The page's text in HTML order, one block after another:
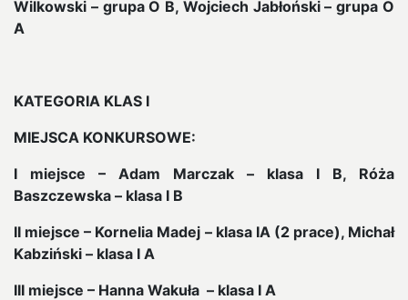
Wilkowski – grupa O B, Wojciech Jabłoński – grupa O
A
KATEGORIA KLAS I
MIEJSCA KONKURSOWE:
I miejsce – Adam Marczak – klasa I B, Róża
Baszczewska – klasa I B
II miejsce – Kornelia Madej – klasa IA (2 prace), Michał
Kabziński – klasa I A
III miejsce – Hanna Wakuła – klasa I A